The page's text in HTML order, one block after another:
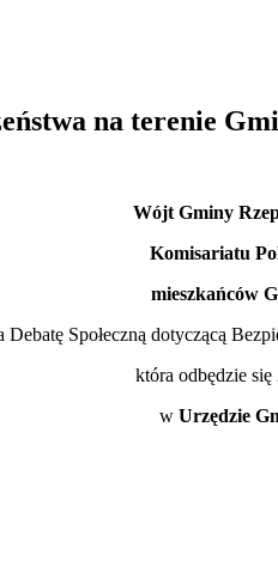
na terenie
Wójt Gminy
Komisariatu
mieszkańców
Debatę Społeczną dotyczącą
która odbędzie
w Urzędzie